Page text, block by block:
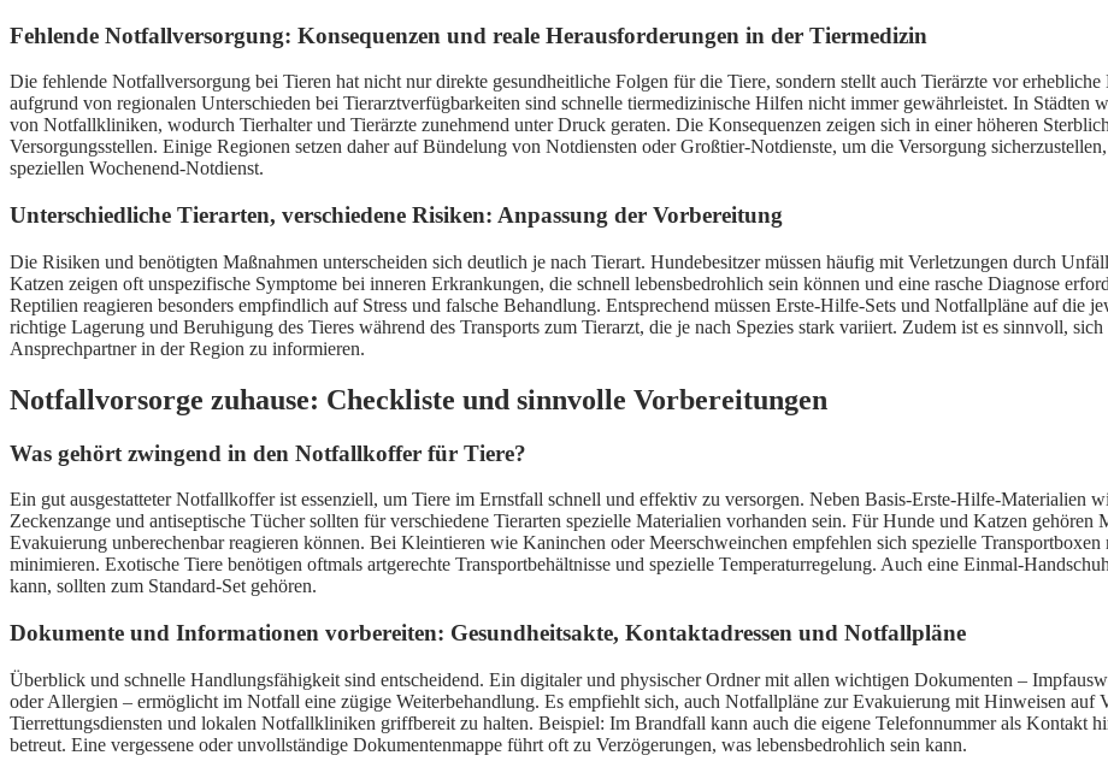
Fehlende Notfallversorgung: Konsequenzen und reale Herausforderungen in der Tiermedizin
Die fehlende Notfallversorgung bei Tieren hat nicht nur direkte gesundheitliche Folgen für die Tiere, sondern stellt auch Tierärzte vor
aufgrund von regionalen Unterschieden bei Tierarztverfügbarkeiten sind schnelle tiermedizinische Hilfen nicht immer gewährleistet. In Städten
von Notfallkliniken, wodurch Tierhalter und Tierärzte zunehmend unter Druck geraten. Die Konsequenzen zeigen sich in einer höheren
Versorgungsstellen. Einige Regionen setzen daher auf Bündelung von Notdiensten oder Großtier-Notdienste, um die Versorgung
speziellen Wochenend-Notdienst.
Unterschiedliche Tierarten, verschiedene Risiken: Anpassung der Vorbereitung
Die Risiken und benötigten Maßnahmen unterscheiden sich deutlich je nach Tierart. Hundebesitzer müssen häufig mit Verletzungen durch
Katzen zeigen oft unspezifische Symptome bei inneren Erkrankungen, die schnell lebensbedrohlich sein können und eine rasche Diagnose
Reptilien reagieren besonders empfindlich auf Stress und falsche Behandlung. Entsprechend müssen Erste-Hilfe-Sets und Notfallpläne auf die
richtige Lagerung und Beruhigung des Tieres während des Transports zum Tierarzt, die je nach Spezies stark variiert. Zudem ist es sinnvoll,
Ansprechpartner in der Region zu informieren.
Notfallvorsorge zuhause: Checkliste und sinnvolle Vorbereitungen
Was gehört zwingend in den Notfallkoffer für Tiere?
Ein gut ausgestatteter Notfallkoffer ist essenziell, um Tiere im Ernstfall schnell und effektiv zu versorgen. Neben Basis-Erste-Hilfe-Materialien
Zeckenzange und antiseptische Tücher sollten für verschiedene Tierarten spezielle Materialien vorhanden sein. Für Hunde und Katzen gehören
Evakuierung unberechenbar reagieren können. Bei Kleintieren wie Kaninchen oder Meerschweinchen empfehlen sich spezielle
minimieren. Exotische Tiere benötigen oftmals artgerechte Transportbehältnisse und spezielle Temperaturregelung. Auch eine Einmal-
kann, sollten zum Standard-Set gehören.
Dokumente und Informationen vorbereiten: Gesundheitsakte, Kontaktadressen und Notfallpläne
Überblick und schnelle Handlungsfähigkeit sind entscheidend. Ein digitaler und physischer Ordner mit allen wichtigen Dokumenten –
oder Allergien – ermöglicht im Notfall eine zügige Weiterbehandlung. Es empfiehlt sich, auch Notfallpläne zur Evakuierung mit Hinweisen auf
Tierrettungsdiensten und lokalen Notfallkliniken griffbereit zu halten. Beispiel: Im Brandfall kann auch die eigene Telefonnummer als Kontakt
betreut. Eine vergessene oder unvollständige Dokumentenmappe führt oft zu Verzögerungen, was lebensbedrohlich sein kann.